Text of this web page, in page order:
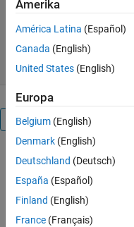
Tom GarthVersion
0,00/5(0) 17. Nov
Überblick
ISC
Earthquake
Amerika
América Latina (Español)
Canada (English)
United States (English)
Europa
Belgium (English)
Denmark (English)
Deutschland (Deutsch)
España (Español)
Finland (English)
France (Français)